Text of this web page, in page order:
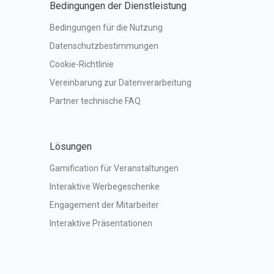
Bedingungen der Dienstleistung
Bedingungen für die Nutzung
Datenschutzbestimmungen
Cookie-Richtlinie
Vereinbarung zur Datenverarbeitung
Partner technische FAQ
Lösungen
Gamification für Veranstaltungen
Interaktive Werbegeschenke
Engagement der Mitarbeiter
Interaktive Präsentationen